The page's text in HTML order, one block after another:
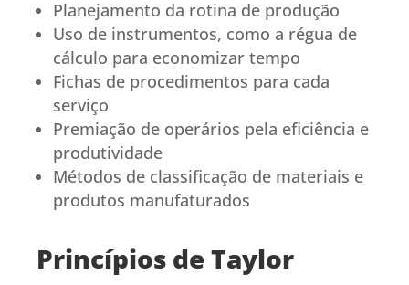
Planejamento da rotina de produção
Uso de instrumentos, como a régua de
cálculo para economizar tempo
Fichas de procedimentos para cada
serviço
Premiação de operários pela eficiência e
produtividade
Métodos de classificação de materiais e
produtos manufaturados
Princípios de Taylor